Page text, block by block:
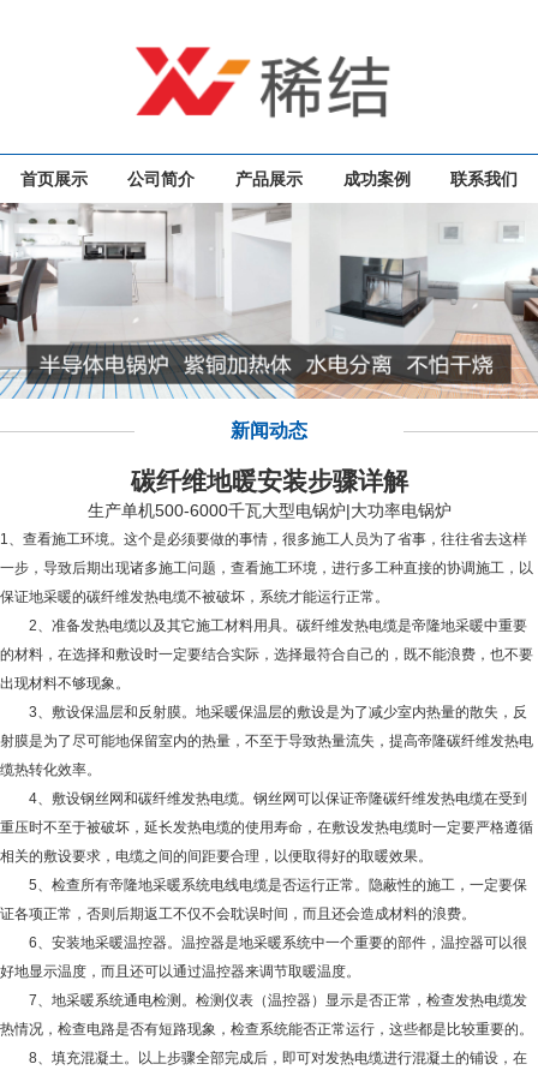
首页展示 公司简介 产品展示 成功案例 联系我们
新闻动态
碳纤维地暖安装步骤详解
生产单机500-6000千瓦大型电锅炉|大功率电锅炉
1、查看施工环境。这个是必须要做的事情，很多施工人员为了省事，往往省去这样
一步，导致后期出现诸多施工问题，查看施工环境，进行多工种直接的协调施工，以
保证地采暖的碳纤维发热电缆不被破坏，系统才能运行正常。
2、准备发热电缆以及其它施工材料用具。碳纤维发热电缆是帝隆地采暖中重要
的材料，在选择和敷设时一定要结合实际，选择最符合自己的，既不能浪费，也不要
出现材料不够现象。
3、敷设保温层和反射膜。地采暖保温层的敷设是为了减少室内热量的散失，反
射膜是为了尽可能地保留室内的热量，不至于导致热量流失，提高帝隆碳纤维发热电
缆热转化效率。
4、敷设钢丝网和碳纤维发热电缆。钢丝网可以保证帝隆碳纤维发热电缆在受到
重压时不至于被破坏，延长发热电缆的使用寿命，在敷设发热电缆时一定要严格遵循
相关的敷设要求，电缆之间的间距要合理，以便取得好的取暖效果。
5、检查所有帝隆地采暖系统电线电缆是否运行正常。隐蔽性的施工，一定要保
证各项正常，否则后期返工不仅不会耽误时间，而且还会造成材料的浪费。
6、安装地采暖温控器。温控器是地采暖系统中一个重要的部件，温控器可以很
好地显示温度，而且还可以通过温控器来调节取暖温度。
7、地采暖系统通电检测。检测仪表（温控器）显示是否正常，检查发热电缆发
热情况，检查电路是否有短路现象，检查系统能否正常运行，这些都是比较重要的。
8、填充混凝土。以上步骤全部完成后，即可对发热电缆进行混凝土的铺设，在